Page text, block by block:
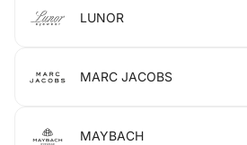
LUNOR
MARC JACOBS
MAYBACH